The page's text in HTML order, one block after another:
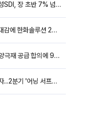
반도체 온기 탄 2차전지...삼성SDI, 장 초반 7% 넘게 껑충
美 태양광 관세 반사이익 기대감에 한화솔루션 20%대·OCI홀딩스 14%대 급등
포스코퓨처엠, 19만톤 LFP 양극재 공급 합의에 9%대 강세
고려아연, 106분기 연속 흑자...2분기 '어닝 서프라이즈'에 장 초반 12%대 강세